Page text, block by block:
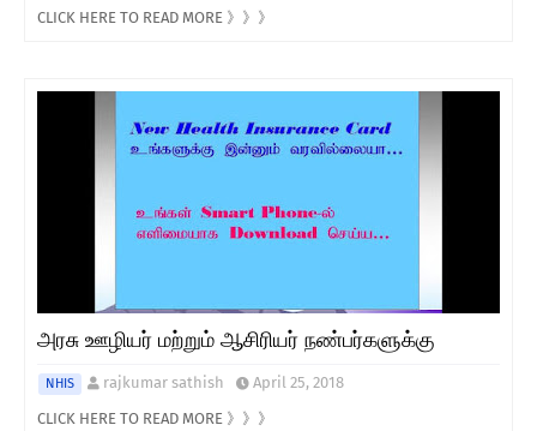
CLICK HERE TO READ MORE 》》》
அரசு ஊழியர் மற்றும் ஆசிரியர் நண்பர்களுக்கு
NHIS rajkumar sathish
April 25, 2018
CLICK HERE TO READ MORE 》》》